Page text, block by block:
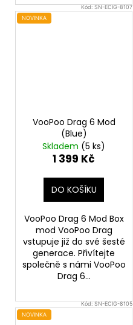
Kód:SN-ECIG-8107
NOVINKA
VooPoo Drag 6 Mod
(Blue)
Skladem (5 ks)
1 399 Kč
DO KOŠÍKU
VooPoo Drag 6 Mod Box
mod VooPoo Drag
vstupuje již do své šesté
generace. Přivítejte
společně s námi VooPoo
Drag 6...
Kód:SN-ECIG-8105
NOVINKA